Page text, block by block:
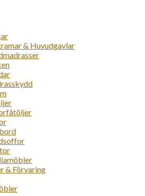
& Huvudgavlar
& Förvaring